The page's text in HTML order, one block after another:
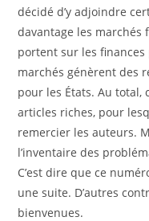
décidé d’y adjoindre
davantage les marchés
portent sur les finances
marchés génèrent des
pour les États. Au
articles riches, pour
remercier les auteurs.
l’inventaire des
C’est dire que ce
une suite. D’autres
bienvenues.